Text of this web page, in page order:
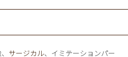
サージカル、イミテーションパー